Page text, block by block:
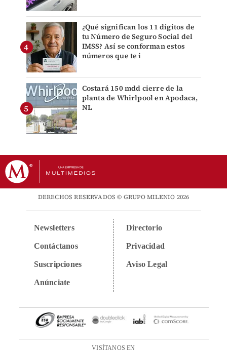
¿Qué significan los 11 dígitos de
tu Número de Seguro Social del
IMSS? Así se conforman estos
números que te i
Costará 150 mdd cierre de la
planta de Whirlpool en Apodaca,
NL
DERECHOS RESERVADOS © GRUPO MILENIO 2026
Newsletters
Contáctanos
Suscripciones
Anúnciate
Directorio
Privacidad
Aviso Legal
VISÍTANOS EN